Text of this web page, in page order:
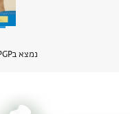
נמצא בPGP מאז